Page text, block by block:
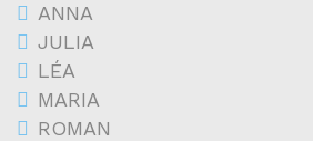
ANNA
JULIA
LÉA
MARIA
ROMAN